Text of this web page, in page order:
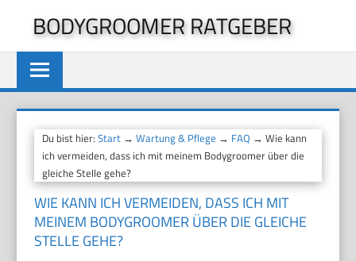
springen
BODYGROOMER RATGEBER
Du bist hier:Start →Wartung & Pflege → FAQ → Wie kann
ich vermeiden, dass ich mit meinem Bodygroomer über die
gleiche Stelle gehe?
WIE KANN ICH VERMEIDEN, DASS ICH MIT
MEINEM BODYGROOMER ÜBER DIE GLEICHE
STELLE GEHE?